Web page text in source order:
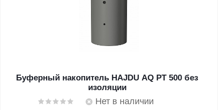
Буферный накопитель HAJDU AQ PT 500 без
изоляции
Нет в наличии